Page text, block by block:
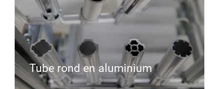
Tube rond en aluminium